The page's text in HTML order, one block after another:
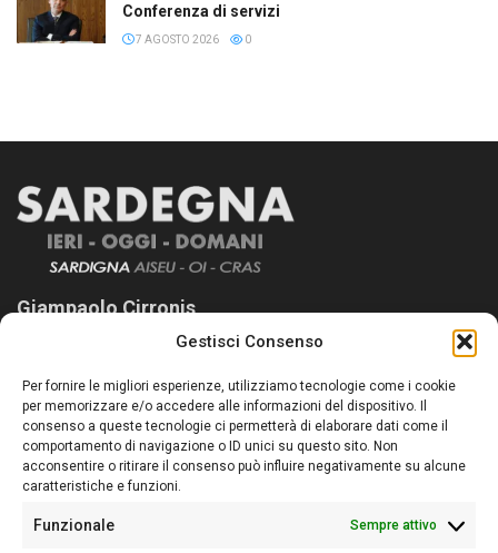
Gestisci Consenso
Per fornire le migliori esperienze, utilizziamo tecnologie come i cookie
per memorizzare e/o accedere alle informazioni del dispositivo. Il
consenso a queste tecnologie ci permetterà di elaborare dati come il
comportamento di navigazione o ID unici su questo sito. Non
acconsentire o ritirare il consenso può influire negativamente su alcune
caratteristiche e funzioni.
Funzionale Sempre attivo
Conferenza di servizi
7 AGOSTO 2026 0
Giampaolo Cirronis
Sardegna Ieri-Oggi-Domani nasce per informare “liberamente” i
lettori su quanto accade in Sardegna, con un occhio rivolto al
nostro passato e, soprattutto, al nostro futuro
Follow Us